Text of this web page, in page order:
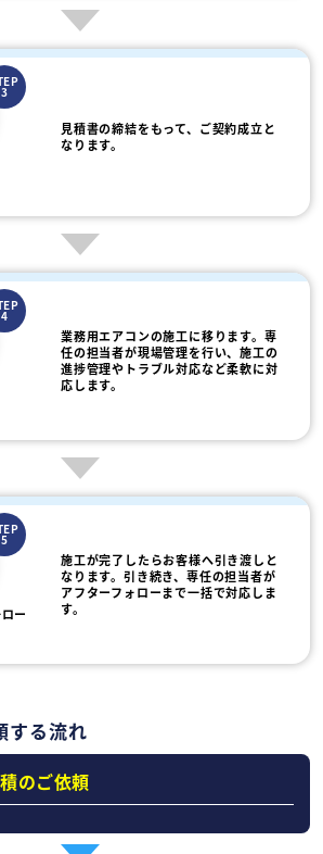
3
見積書の締結をもって、ご契約成立と
なります。
4
業務用エアコンの施工に移ります。専
任の担当者が現場管理を行い、施工の
進捗管理やトラブル対応など柔軟に対
応します。
5
ー
施工が完了したらお客様へ引き渡しと
なります。引き続き、専任の担当者が
アフターフォローまで一括で対応しま
す。
する流れ
のご依頼